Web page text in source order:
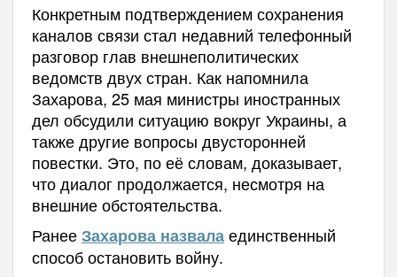
Конкретным подтверждением сохранения
каналов связи стал недавний телефонный
разговор глав внешнеполитических
ведомств двух стран. Как напомнила
Захарова, 25 мая министры иностранных
дел обсудили ситуацию вокруг Украины, а
также другие вопросы двусторонней
повестки. Это, по её словам, доказывает,
что диалог продолжается, несмотря на
внешние обстоятельства.
РанееЗахарова назвалаединственный
способ остановить войну.